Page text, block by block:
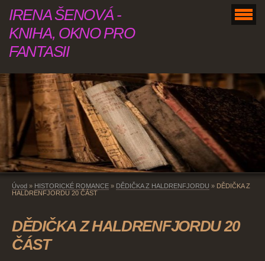
IRENA ŠENOVÁ -
KNIHA, OKNO PRO
FANTASII
Úvod » HISTORICKÉ ROMANCE » DĚDIČKA Z HALDRENFJORDU » DĚDIČKA Z
HALDRENFJORDU 20 ČÁST
DĚDIČKA Z HALDRENFJORDU 20
ČÁST